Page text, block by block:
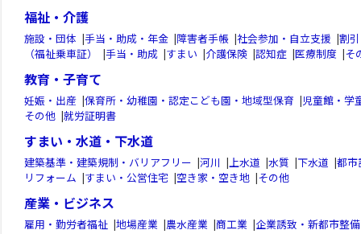
福祉・介護
施設・団体 |手当・助成・年金 |障害者手帳 |社会参加・自立支援 |割
（福祉乗車証）
|手当・助成 |すまい |介護保険 |認知症 |医療制度 |そ
教育・子育て
妊娠・出産 |保育所・幼稚園・認定こども園・地域型保育 |児童館・学
その他 |就労証明書
すまい・水道・下水道
建築基準・建築規制・バリアフリー |河川 |上水道 |水質 |下水道 |都市
リフォーム |すまい・公営住宅 |空き家・空き地 |その他
産業・ビジネス
雇用・勤労者福祉 |地場産業 |農水産業 |商工業 |企業誘致・新都市整備